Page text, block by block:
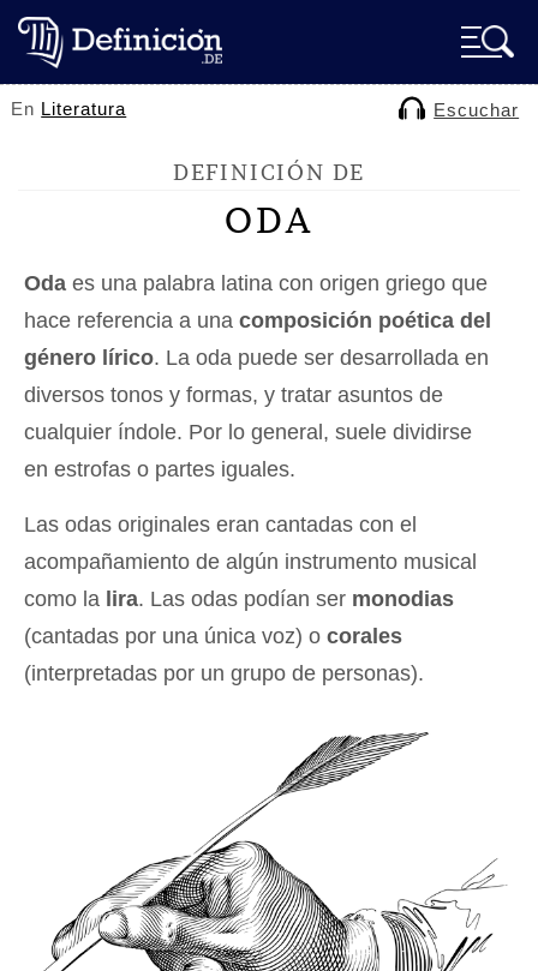
En Literatura Escuchar
DEFINICIÓN DE
ODA
Oda es una palabra latina con origen griego que
hace referencia a una composición poética del
género lírico. La oda puede ser desarrollada en
diversos tonos y formas, y tratar asuntos de
cualquier índole. Por lo general, suele dividirse
en estrofas o partes iguales.
Las odas originales eran cantadas con el
acompañamiento de algún instrumento musical
como la lira. Las odas podían ser monodias
(cantadas por una única voz) o corales
(interpretadas por un grupo de personas).